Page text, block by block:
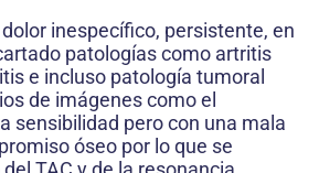
inespecífico, persistente, en
patologías como artritis
e incluso patología tumoral
de imágenes como el
sensibilidad pero con una mala
óseo por lo que se